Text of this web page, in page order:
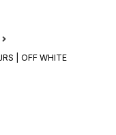
| OFF WHITE